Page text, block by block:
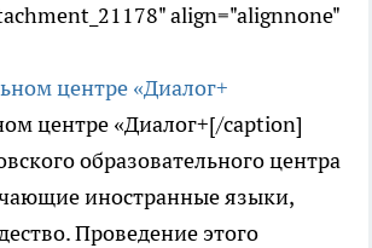
align="alignnone"
центре «Диалог+[/caption]
образовательного центра
иностранные языки,
Проведение этого